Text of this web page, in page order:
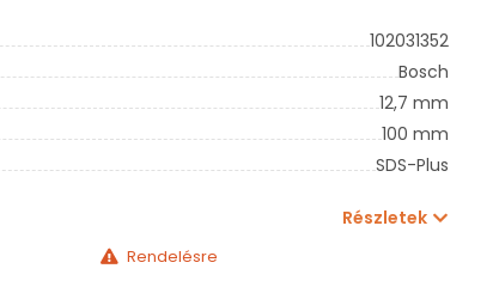
102031352
Bosch
12,7 mm
100 mm
SDS-Plus
Részletek
Rendelésre